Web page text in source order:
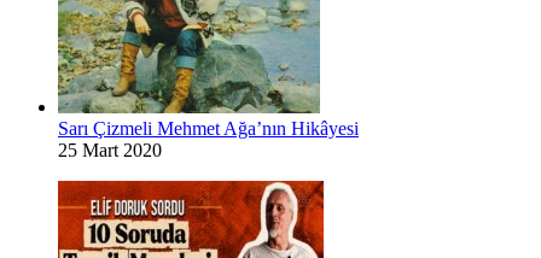
Sarı Çizmeli Mehmet Ağa’nın Hikâyesi
25 Mart 2020